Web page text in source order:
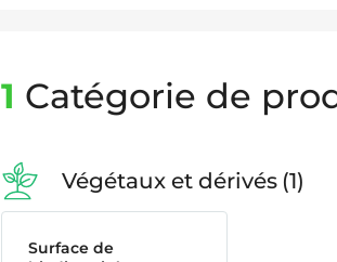
1 Catégorie de
Végétaux et dérivés 1
Surface de